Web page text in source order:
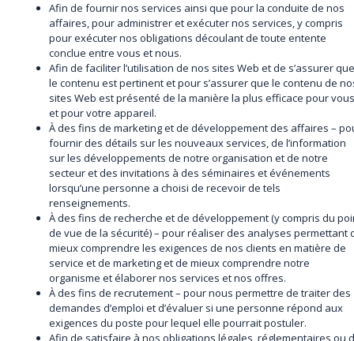
Afin de fournir nos services ainsi que pour la conduite de nos
affaires, pour administrer et exécuter nos services, y compris
pour exécuter nos obligations découlant de toute entente
conclue entre vous et nous.
Afin de faciliter l’utilisation de nos sites Web et de s’assurer
le contenu est pertinent et pour s’assurer que le contenu de
sites Web est présenté de la manière la plus efficace pour
et pour votre appareil.
À des fins de marketing et de développement des affaires –
fournir des détails sur les nouveaux services, de l’information
sur les développements de notre organisation et de notre
secteur et des invitations à des séminaires et événements
lorsqu’une personne a choisi de recevoir de tels
renseignements.
À des fins de recherche et de développement (y compris du
de vue de la sécurité) – pour réaliser des analyses permettant
mieux comprendre les exigences de nos clients en matière de
service et de marketing et de mieux comprendre notre
organisme et élaborer nos services et nos offres.
À des fins de recrutement – pour nous permettre de traiter des
demandes d’emploi et d’évaluer si une personne répond aux
exigences du poste pour lequel elle pourrait postuler.
Afin de satisfaire à nos obligations légales, réglementaires ou